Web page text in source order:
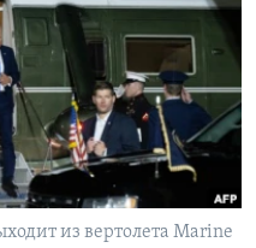
из вертолета Marine